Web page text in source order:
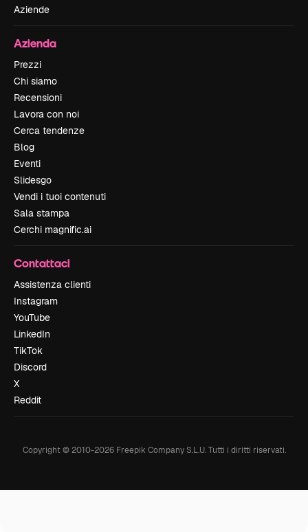
Aziende
Azienda
Prezzi
Chi siamo
Recensioni
Lavora con noi
Cerca tendenze
Blog
Eventi
Slidesgo
Vendi i tuoi contenuti
Sala stampa
Cerchi magnific.ai
Contattaci
Assistenza clienti
Instagram
YouTube
LinkedIn
TikTok
Discord
X
Reddit
Copyright © 2010-2026Freepik Company S.L.U. Tutti i diritti riservati.